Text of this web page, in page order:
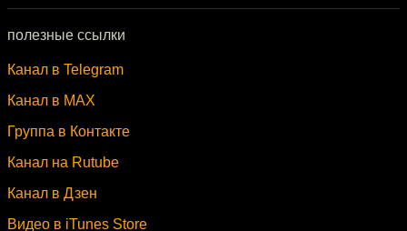
полезные ссылки
Канал в Telegram
Канал в MAX
Группа в Контакте
Канал на Rutube
Канал в Дзен
Видео в iTunes Store